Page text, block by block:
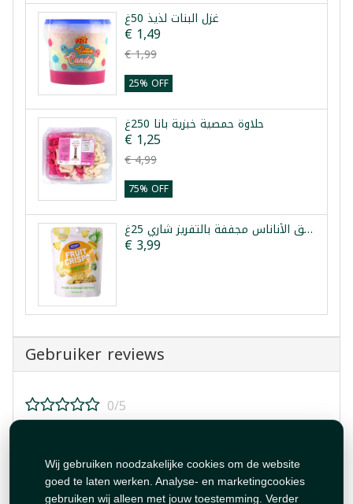
Wij gebruiken noodzakelijke cookies om de website
goed te laten werken. Analyse- en marketingcookies
gebruiken wij alleen met jouw toestemming. Verder
غزل البنات لذيذ 50غ
€ 1,49
€ 1,99
25% OFF
حلاوة حمصية خبزية بانا 250غ
€ 1,25
€ 4,99
75% OFF
رقائق الأناناس مجففة بالتفريز شاري 25غ
€ 3,99
Gebruiker reviews
0/5